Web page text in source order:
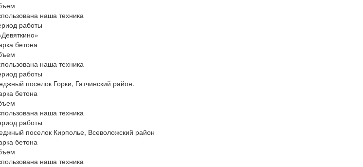
наша техника
работы
бетона
наша техника
работы
поселок Горки, Гатчинский район.
бетона
наша техника
работы
поселок Кирполье, Всеволожский район
бетона
наша техника